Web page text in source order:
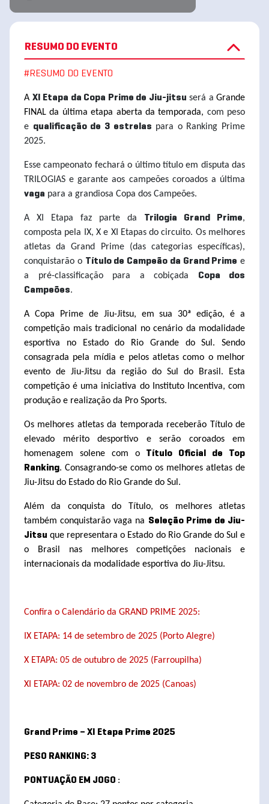
RESUMO DO EVENTO
#RESUMO DO EVENTO
A XI Etapa da Copa Prime de Jiu-jitsu será a Grande
FINAL da última etapa aberta da temporada, com peso
e qualificação de 3 estrelas para o Ranking Prime
2025.
Esse campeonato fechará o último título em disputa das
TRILOGIAS e garante aos campeões coroados a última
vaga para a grandiosa Copa dos Campeões.
A XI Etapa faz parte da Trilogia Grand Prime,
composta pela IX, X e XI Etapas do circuito. Os melhores
atletas da Grand Prime (das categorias específicas),
conquistarão o
Título de Campeão da Grand Prime e
a pré-classificação para a cobiçada
Copa dos
Campeões.
A Copa Prime de Jiu-Jitsu, em sua 30ª edição, é a
competição mais tradicional no cenário da modalidade
esportiva no Estado do Rio Grande do Sul. Sendo
consagrada pela mídia e pelos atletas como o melhor
evento de Jiu-Jitsu da região do Sul do Brasil. Esta
competição é uma iniciativa do Instituto Incentiva, com
produção e realização da Pro Sports.
Os melhores atletas da temporada receberão Título de
elevado mérito desportivo e serão coroados em
homenagem solene com o
Título Oficial de Top
Ranking. Consagrando-se como os melhores atletas de
Jiu-Jitsu do Estado do Rio Grande do Sul.
Além da conquista do Título, os melhores atletas
também conquistarão vaga na Seleção Prime de Jiu-
Jitsu que representara o Estado do Rio Grande do Sul e
o Brasil nas melhores competições nacionais e
internacionais da modalidade esportiva do Jiu-Jitsu.
Confira o Calendário da GRAND PRIME 2025:
IX ETAPA: 14 de setembro de 2025 (Porto Alegre)
X ETAPA: 05 de outubro de 2025 (Farroupilha)
XI ETAPA: 02 de novembro de 2025 (Canoas)
Grand Prime – XI Etapa Prime 2025
PESO RANKING: 3
PONTUAÇÃO EM JOGO :